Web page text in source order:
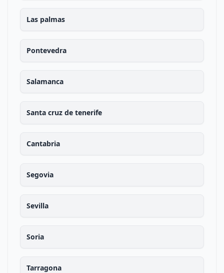
Las palmas
Pontevedra
Salamanca
Santa cruz de tenerife
Cantabria
Segovia
Sevilla
Soria
Tarragona